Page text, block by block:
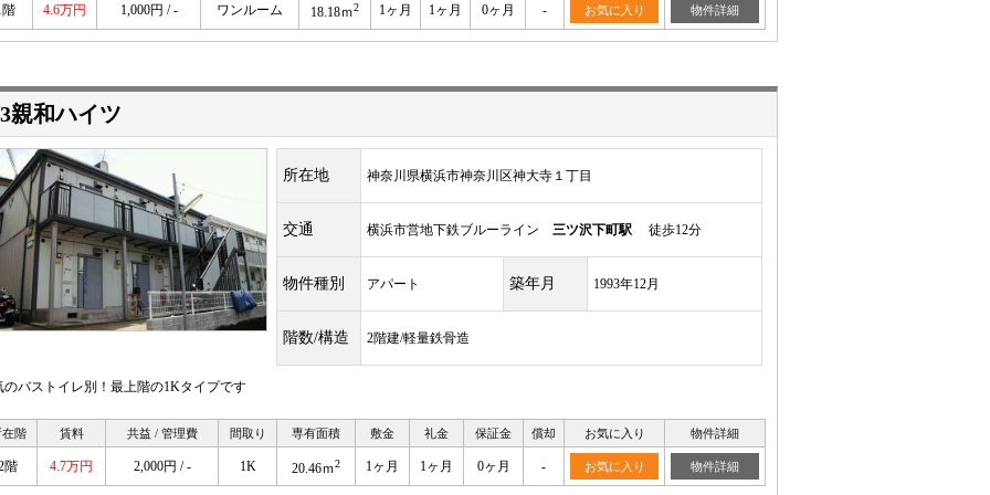
階 4.6万円 1,000円 / - ワンルーム 18.18ｍ2 1ヶ月 1ヶ月 0ヶ月 - お気に入り 物件詳細
親和ハイツ
所在地 神奈川県横浜市神奈川区神大寺１丁目
交通 横浜市営地下鉄ブルーライン 三ツ沢下町駅 徒歩12分
物件種別 アパート 築年月 1993年12月
階数/構造 2階建/軽量鉄骨造
のバストイレ別！最上階の1Kタイプです
階 賃料 共益 / 管理費 間取り 専有面積 敷金 礼金 保証金 償却 お気に入り 物件詳細
階 4.7万円 2,000円 / - 1K 20.46ｍ2 1ヶ月 1ヶ月 0ヶ月 - お気に入り 物件詳細